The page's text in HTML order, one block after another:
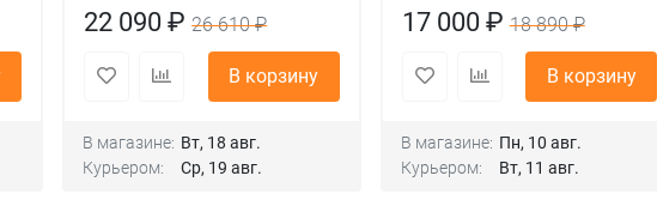
22 090 ₽26 610 ₽
В корзину
В магазине: Вт, 18 авг.
Курьером:
Ср, 19 авг.
17 000 ₽18 890 ₽
В корзину
В магазине: Пн, 10 авг.
Курьером:
Вт, 11 авг.